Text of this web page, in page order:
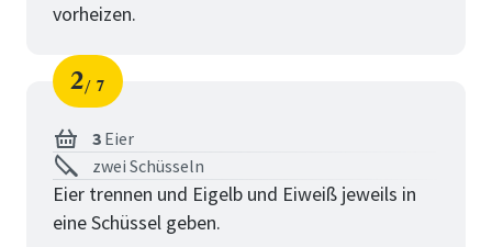
vorheizen.
Schritt
2
von
7
3 Eier
zwei Schüsseln
Eier trennen und Eigelb und Eiweiß jeweils in
eine Schüssel geben.